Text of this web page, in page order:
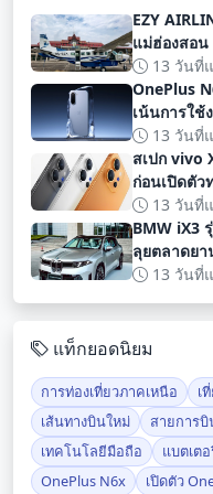
EZY
แม่ฮ่องสอน
13 วันที่
OnePlus
เน้นการใช้
ทางการ
13 วันที่
สเปก vivo
ก่อนเปิดตัว
13 วันที่
BMW iX3
ลุยตลาดย
13 วันที่
แท็กยอดนิยม
การท่องเที่ยวภาคเหนือ
เ
เส้นทางบินใหม่
สายการบิ
เทคโนโลยีมือถือ
แบตเต
OnePlus N6x
เปิดตัว